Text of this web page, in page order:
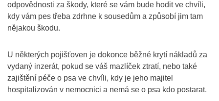
odpovědnosti za škody, které se vám bude hodit ve chvíli,
kdy vám pes třeba zdrhne k sousedům a způsobí jim tam
nějakou škodu.
U některých pojišťoven je dokonce běžné krytí nákladů za
vydaný inzerát, pokud se váš mazlíček ztratí, nebo také
zajištění péče o psa ve chvíli, kdy je jeho majitel
hospitalizován v nemocnici a nemá se o psa kdo postarat.